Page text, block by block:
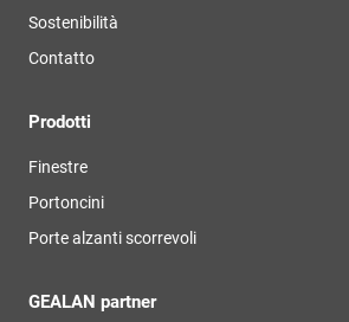
Sostenibilità
Contatto
Prodotti
Finestre
Portoncini
Porte alzanti scorrevoli
GEALAN partner